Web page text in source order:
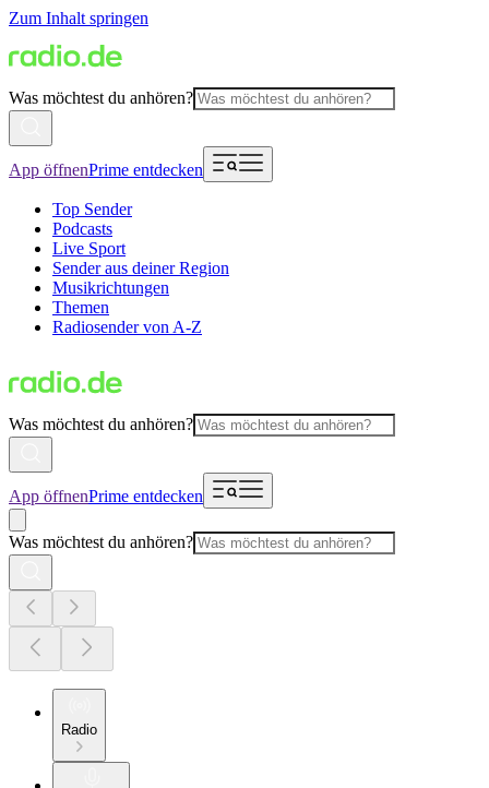
Zum Inhalt springen
Was möchtest du anhören?
App öffnenPrime entdecken
Top Sender
Podcasts
Live Sport
Sender aus deiner Region
Musikrichtungen
Themen
Radiosender von A-Z
Was möchtest du anhören?
App öffnenPrime entdecken
Was möchtest du anhören?
Radio